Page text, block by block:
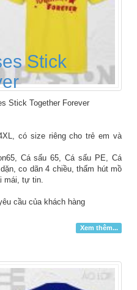
Stick
Stick Together Forever
có size riêng cho trẻ em và
Cá sấu 65, Cá sấu PE, Cá
co dãn 4 chiều, thấm hút mồ
mái, tự tin.
cầu của khách hàng
Xem thêm...